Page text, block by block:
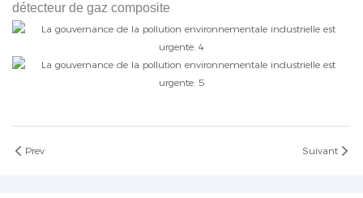
détecteur de gaz composite
Prev Suivant